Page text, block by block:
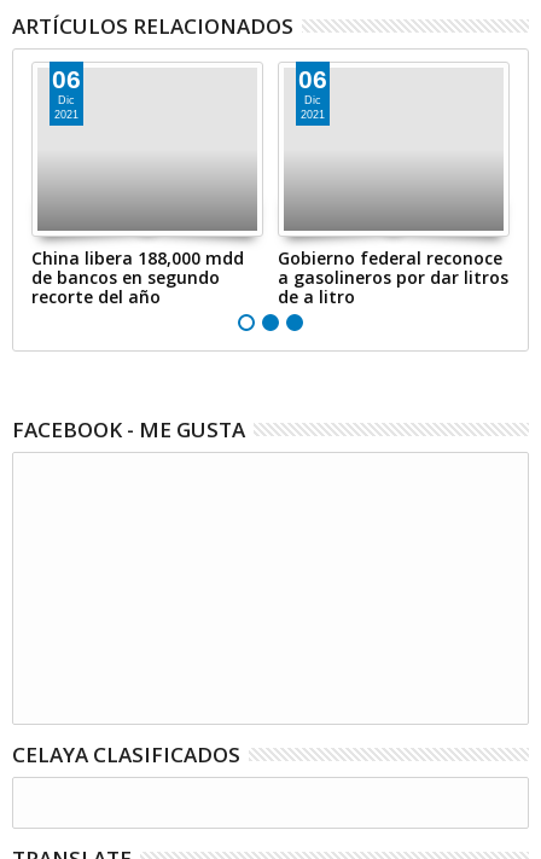
ARTÍCULOS RELACIONADOS
06
Dic
2021
China libera 188,000 mdd
de bancos en segundo
recorte del año
06
Dic
2021
Gobierno federal reconoce
a gasolineros por dar litros
de a litro
FACEBOOK - ME GUSTA
CELAYA CLASIFICADOS